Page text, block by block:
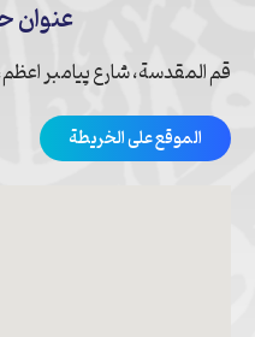
عنوان
قم المقدسة، شارع پیامبر
الموقع على الخريطة